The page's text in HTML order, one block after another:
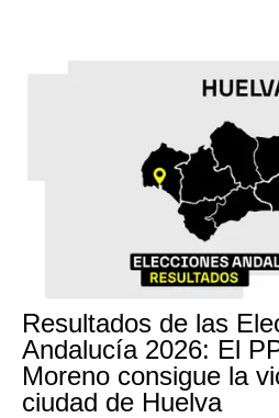
Resultados de las
Andalucía 2026: El
Moreno consigue la
ciudad de Huelva